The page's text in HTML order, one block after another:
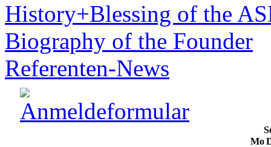
History+Blessing of the
Biography of the Founder
Referenten-News
Mo